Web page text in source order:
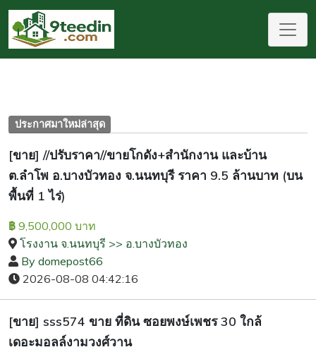
ประกาศมาใหม่ล่าสุด
[ขาย] //ปรับราคา//ขายโกดัง+สำนักงาน และบ้าน
ต.ลำโพ อ.บางบัวทอง จ.นนทบุรี ราคา 9.5 ล้านบาท (บน
พื้นที่ 1 ไร่)
฿ 9,500,000 บาท
โรงงาน จ.นนทบุรี >> อ.บางบัวทอง
By domepost66
2026-08-08 04:42:16
[ขาย] sss574 ขาย ที่ดิน ซอยพงษ์เพชร 30 ใกล้
เดอะมอลล์งามวงศ์วาน